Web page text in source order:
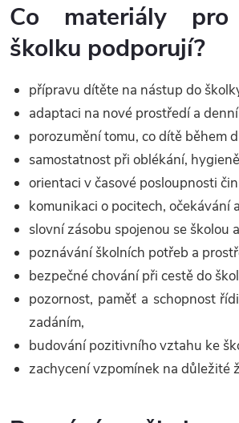
Co materiály
školku podporují?
přípravu dítěte na nástup do
adaptaci na nové prostředí a
porozumění tomu, co dítě během
samostatnost při oblékání,
orientaci v časové posloupnosti
komunikaci o pocitech, očekávání
slovní zásobu spojenou se školou
poznávání školních potřeb a
bezpečné chování při cestě do
pozornost, paměť a schopnost
zadáním,
budování pozitivního vztahu ke
zachycení vzpomínek na důležité